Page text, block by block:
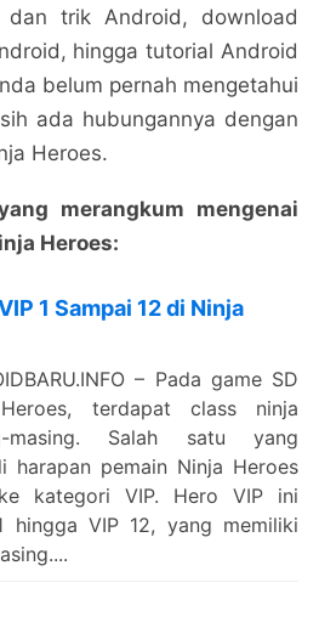
trik Android, download
hingga tutorial Android
belum pernah mengetahui
ada hubungannya dengan
Heroes.
merangkum mengenai
Heroes:
1 Sampai 12 di Ninja
– Pada game SD
terdapat class ninja
masing. Salah satu yang
harapan pemain Ninja Heroes
kategori VIP. Hero VIP ini
hingga VIP 12, yang memiliki